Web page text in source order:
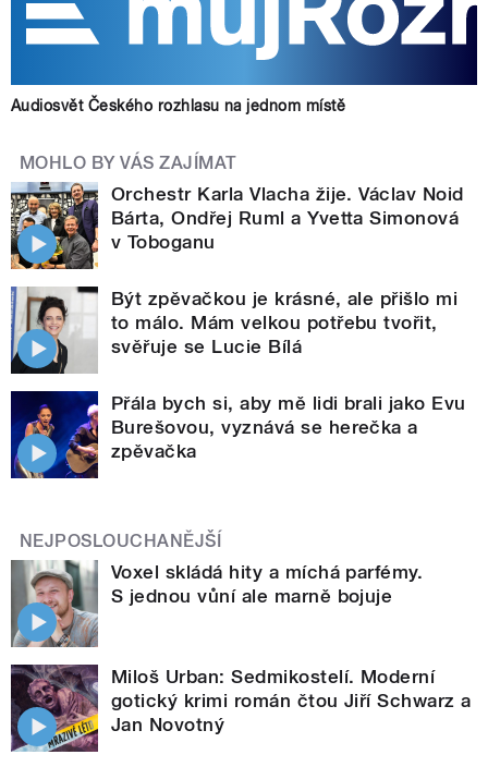
Audiosvět Českého rozhlasu na jednom místě
MOHLO BY VÁS ZAJÍMAT
Orchestr Karla Vlacha žije. Václav Noid
Bárta, Ondřej Ruml a Yvetta Simonová
v Toboganu
Být zpěvačkou je krásné, ale přišlo mi
to málo. Mám velkou potřebu tvořit,
svěřuje se Lucie Bílá
Přála bych si, aby mě lidi brali jako Evu
Burešovou, vyznává se herečka a
zpěvačka
NEJPOSLOUCHANĚJŠÍ
Voxel skládá hity a míchá parfémy.
S jednou vůní ale marně bojuje
Miloš Urban: Sedmikostelí. Moderní
gotický krimi román čtou Jiří Schwarz a
Jan Novotný